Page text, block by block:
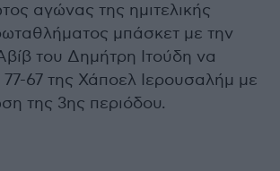
αγώνας της ημιτελικής
μπάσκετ με την
του Δημήτρη Ιτούδη να
77-67 της Χάποελ Ιερουσαλήμ με
της 3ης περιόδου.